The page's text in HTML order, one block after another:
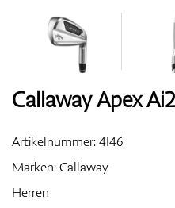
Callaway Apex
Artikelnummer:4I46
Marken:Callaway
Herren